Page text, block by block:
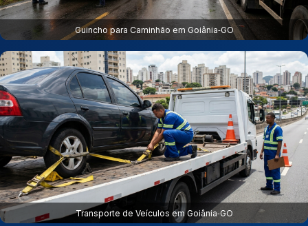
Guincho para Caminhão em Goiânia‑GO
Transporte de Veículos em Goiânia‑GO